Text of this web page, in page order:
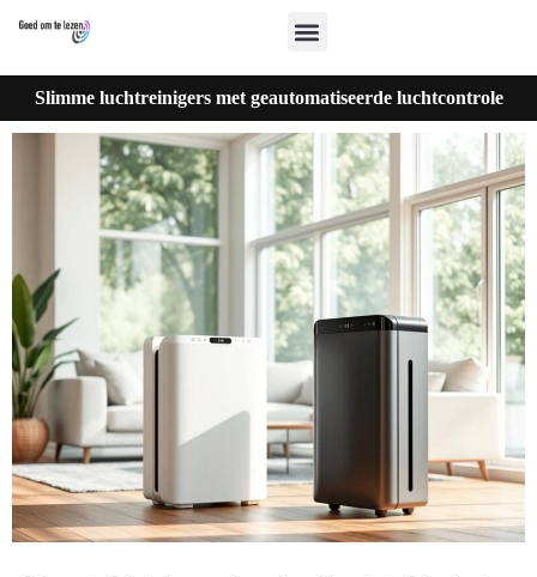
Slimme luchtreinigers met geautomatiseerde luchtcontrole